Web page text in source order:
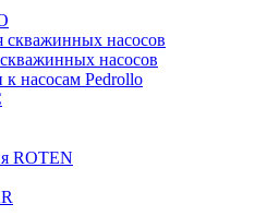
скважинных насосов
насосов
к насосам Pedrollo
ROTEN